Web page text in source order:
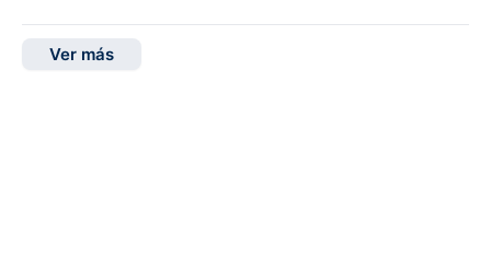
Ver más